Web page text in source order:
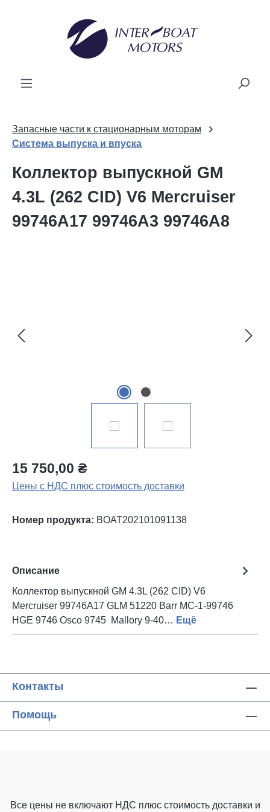
Запасные части к стационарным моторам
Система выпуска и впуска
Коллектор выпускной GM
4.3L (262 CID) V6 Mercruiser
99746A17 99746A3 99746A8
15 750,00 ₴
Цены с НДС плюс стоимость доставки
Номер продукта: BOAT202101091138
Описание
Коллектор выпускной GM 4.3L (262 CID) V6
Mercruiser 99746A17 GLM 51220 Barr MC-1-99746
HGE 9746 Osco 9745 Mallory 9-40… Ещё
Контакты
Помощь
Все цены не включают НДС плюс стоимость доставки и